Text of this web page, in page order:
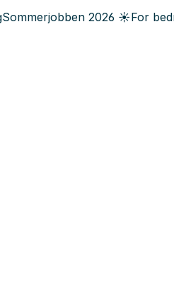
Sommerjobben 2026 ☀️For